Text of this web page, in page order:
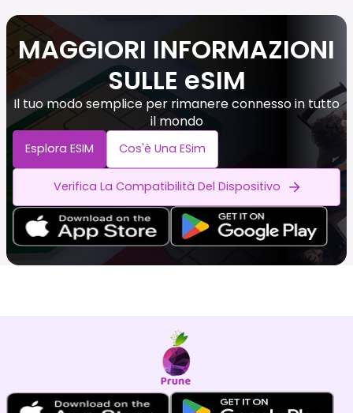
MAGGIORI INFORMAZIONI
SULLE eSIM
Il tuo modo semplice per rimanere connesso in tutto
il mondo
Esplora ESIM Cos'è Una ESim
Verifica La Compatibilità Del Dispositivo